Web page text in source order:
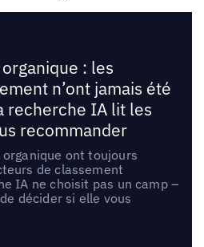
organique : les
n’ont jamais été
recherche IA lit les
recommander
organique ont toujours
de classement
IA ne choisit pas un camp –
décider si elle vous